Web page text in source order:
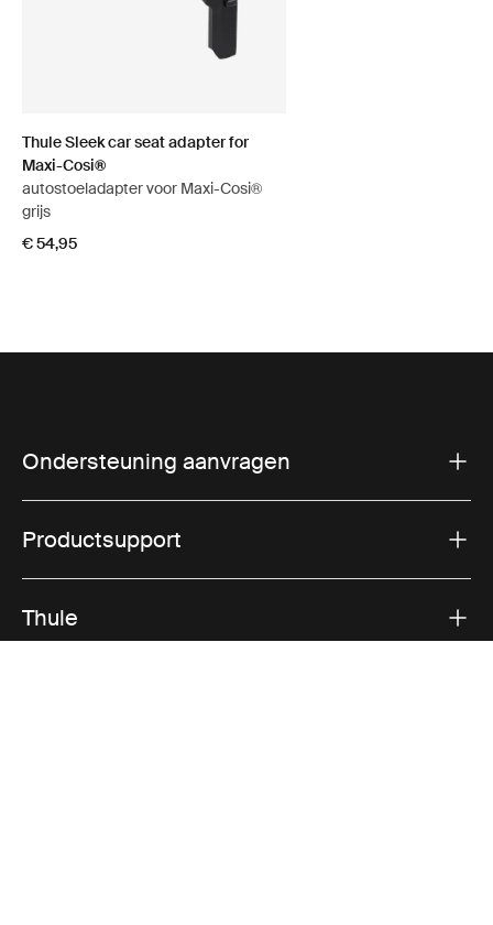
Thule Sleek car seat adapter for
Maxi-Cosi®
autostoeladapter voor Maxi-Cosi®
grijs
€ 54,95
Ondersteuning aanvragen
Productsupport
Thule